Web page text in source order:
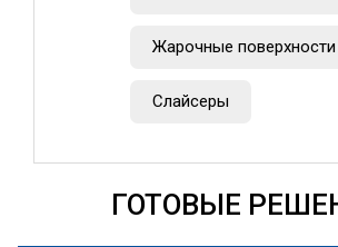
Жарочные поверхности
Слайсеры
ГОТОВЫЕ